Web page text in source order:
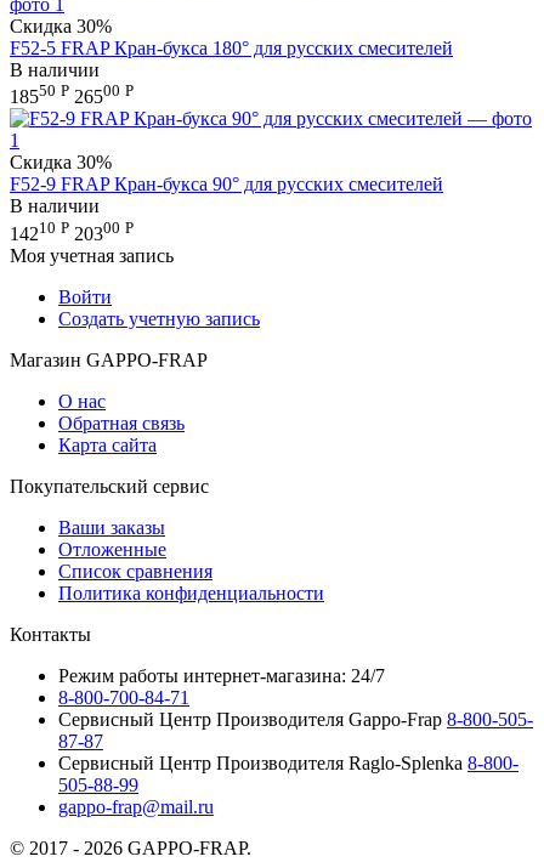
Скидка 30%
F52-5 FRAP Кран-букса 180° для русских смесителей
В наличии
18550 Р 26500 Р
Скидка 30%
F52-9 FRAP Кран-букса 90° для русских смесителей
В наличии
14210 Р 20300 Р
Моя учетная запись
Войти
Создать учетную запись
Магазин GAPPO-FRAP
О нас
Обратная связь
Карта сайта
Покупательский сервис
Ваши заказы
Отложенные
Список сравнения
Политика конфиденциальности
Контакты
Режим работы интернет-магазина: 24/7
8-800-700-84-71
Сервисный Центр Производителя Gappo-Frap 8-800-505-
87-87
Сервисный Центр Производителя Raglo-Splenka 8-800-
505-88-99
gappo-frap@mail.ru
© 2017 - 2026 GAPPO-FRAP.